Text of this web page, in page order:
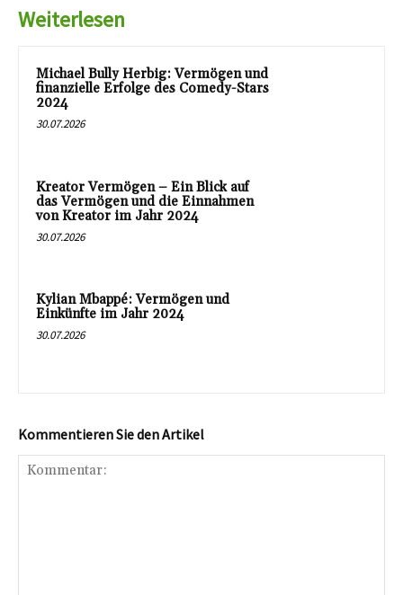
Weiterlesen
Michael Bully Herbig: Vermögen und
finanzielle Erfolge des Comedy-Stars
2024
30.07.2026
Kreator Vermögen – Ein Blick auf
das Vermögen und die Einnahmen
von Kreator im Jahr 2024
30.07.2026
Kylian Mbappé: Vermögen und
Einkünfte im Jahr 2024
30.07.2026
Kommentieren Sie den Artikel